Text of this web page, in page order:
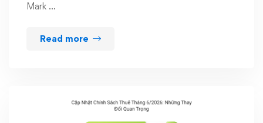
Mark …
Read more